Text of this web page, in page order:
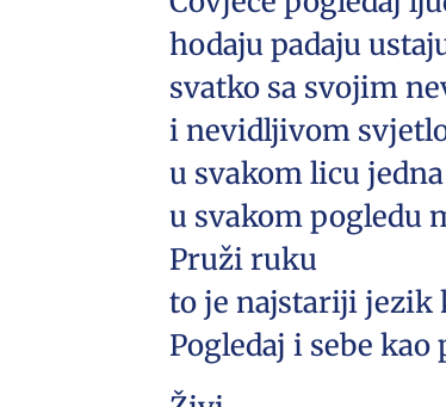
hodaju padaju
svatko sa svojim
i nevidljivom
u svakom licu
u svakom pogledu
Pruži ruku
to je najstariji jezik
Pogledaj i sebe